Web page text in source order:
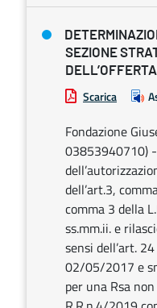
SEZIONE
Scarica
Fondazione
03853940710)
dell’art.3,
comma 3 della
ss.mm.ii. e
sensi dell’art.
02/05/2017 e
per una Rsa